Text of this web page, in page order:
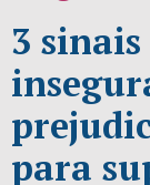
3
para